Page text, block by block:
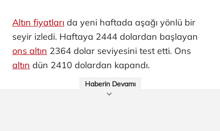
Altın fiyatları da yeni haftada aşağı yönlü bir
seyir izledi. Haftaya 2444 dolardan başlayan
ons altın 2364 dolar seviyesini test etti. Ons
altın dün 2410 dolardan kapandı.
Haberin Devamı